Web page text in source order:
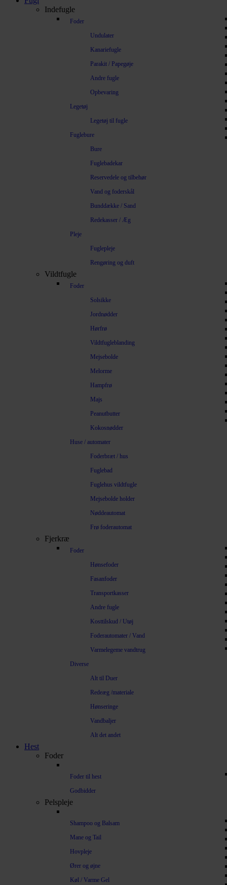
Indefugle
Foder
Undulater
Kanariefugle
Parakit / Papegøje
Andre fugle
Opbevaring
Legetøj
Legetøj til fugle
Fuglebure
Bure
Fuglebadekar
Reservedele og tilbehør
Vand og foderskål
Bunddække / Sand
Redekasser / Æg
Pleje
Fuglepleje
Rengøring og duft
Vildtfugle
Foder
Solsikke
Jordnødder
Hørfrø
Vildtfugleblanding
Mejsebolde
Melorme
Hampfrø
Majs
Peanutbutter
Kokosnødder
Huse / automater
Foderbræt / hus
Fuglebad
Fuglehus vildtfugle
Mejsebolde holder
Nøddeautomat
Frø foderautomat
Fjerkræ
Foder
Hønsefoder
Fasanfoder
Transportkasser
Andre fugle
Kosttilskud / Utøj
Foderautomater / Vand
Varmelegeme vandtrug
Diverse
Alt til Duer
Redeæg /materiale
Hønseringe
Vandbaljer
Alt det andet
Hest
Foder
Foder til hest
Godbidder
Pelspleje
Shampoo og Balsam
Mane og Tail
Hovpleje
Ører og øjne
Køl / Varme Gel